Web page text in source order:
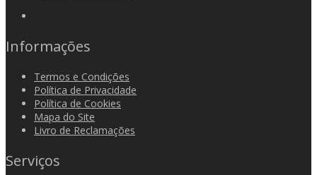
Informações
Termos e Condições
Política de Privacidade
Política de Cookies
Mapa do Site
Livro de Reclamações
Serviços